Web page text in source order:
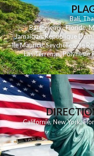
Bali,
Barthelemy,Floride,
Jamaique,Republique
Ile Maurice,Seychelles,Ile
Las Terrenas,Polynesie
Californie,New York,